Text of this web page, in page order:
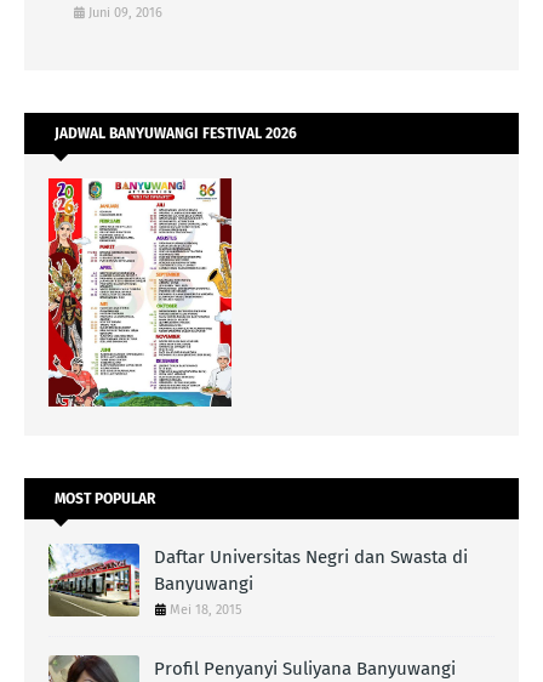
Juni 09, 2016
JADWAL BANYUWANGI FESTIVAL 2026
MOST POPULAR
Daftar Universitas Negri dan Swasta di
Banyuwangi
Mei 18, 2015
Profil Penyanyi Suliyana Banyuwangi